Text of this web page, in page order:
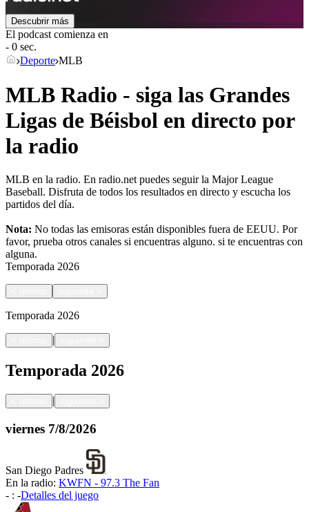
Descubrir más
El podcast comienza en
- 0 sec.
Deporte MLB
MLB Radio - siga las Grandes
Ligas de Béisbol en directo por
la radio
MLB en la radio. En radio.net puedes seguir la Major League
Baseball. Disfruta de todos los resultados en directo y escucha los
partidos del día.
Nota: No todas las emisoras están disponibles fuera de EEUU. Por
favor, prueba otros canales si encuentras alguno. si te encuentras con
alguna.
Temporada 2026
Temporada 2026
|
Temporada 2026
|
viernes 7/8/2026
San Diego Padres
En la radio: KWFN - 97.3 The Fan
- : -Detalles del juego